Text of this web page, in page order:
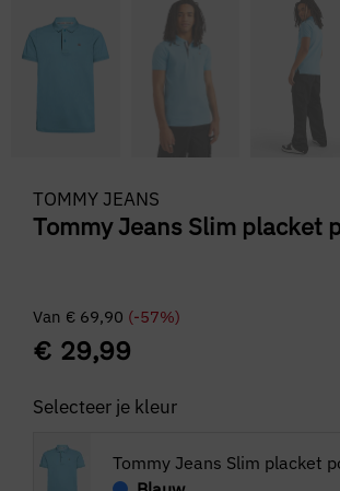
TOMMY JEANS
Tommy Jeans Slim placket
Van € 69,90 (-57%)
€ 29,99
Selecteer je kleur
Tommy Jeans Slim placket